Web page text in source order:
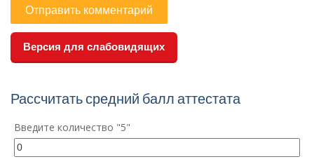
Версия для слабовидящих
Рассчитать средний балл аттестата
Введите количество "5"